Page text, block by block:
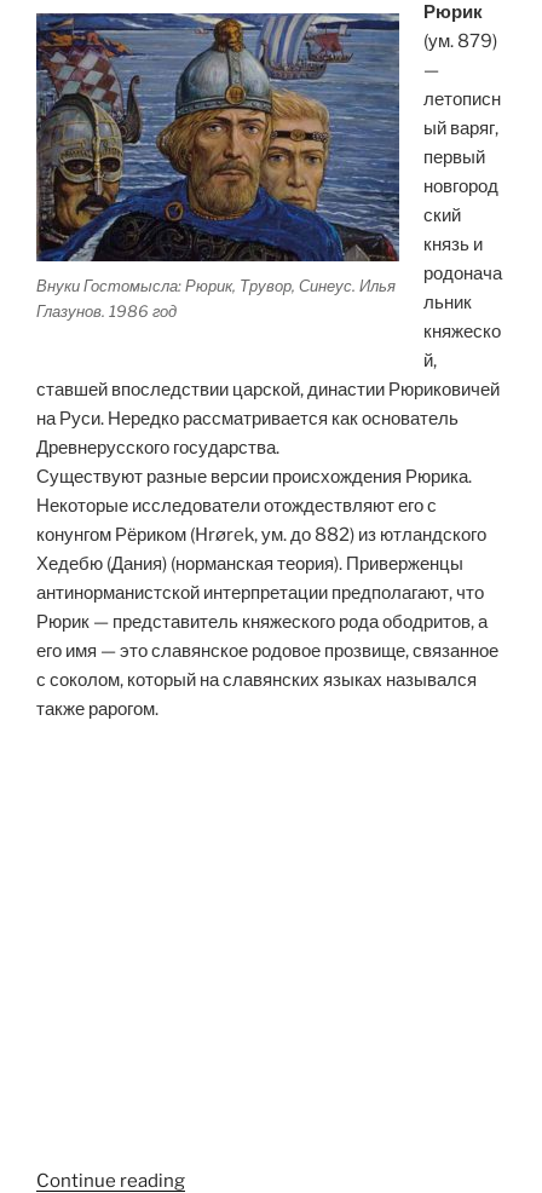
Внуки Гостомысла: Рюрик, Трувор, Синеус. Илья
Глазунов. 1986 год
Рюрик
(ум. 879)
—
летописн
ый варяг,
первый
новгород
ский
князь и
родонача
льник
княжеско
й,
ставшей впоследствии царской, династии Рюриковичей
на Руси. Нередко рассматривается как основатель
Древнерусского государства.
Существуют разные версии происхождения Рюрика.
Некоторые исследователи отождествляют его с
конунгом Рёриком (Hrørek, ум. до 882) из ютландского
Хедебю (Дания) (норманская теория). Приверженцы
антинорманистской интерпретации предполагают, что
Рюрик — представитель княжеского рода ободритов, а
его имя — это славянское родовое прозвище, связанное
с соколом, который на славянских языках назывался
также рарогом.
Continue reading“Рюрик”